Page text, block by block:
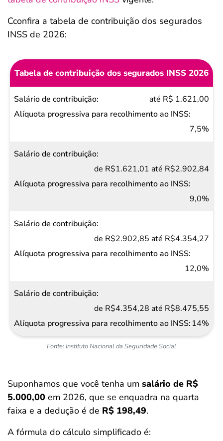
Cconfira a tabela de contribuição dos segurados
INSS de 2026:
Fonte: Instituto Nacional da Seguridade Social
Tabela de contribuição dos segurados INSS 2026
Salário de
contribuição
para
ao INSS
até R$ 1.621,00
7,5%
de R$1.621,01 até R$2.902,84
9,0%
de R$2.902,85 até R$4.354,27
12,0%
de R$4.354,28 até R$8.475,55
14%
Suponhamos que você tenha um salário de R$
5.000,00 em 2026, que se enquadra na quarta
faixa e a dedução é de R$ 198,49.
A fórmula do cálculo simplificado é: